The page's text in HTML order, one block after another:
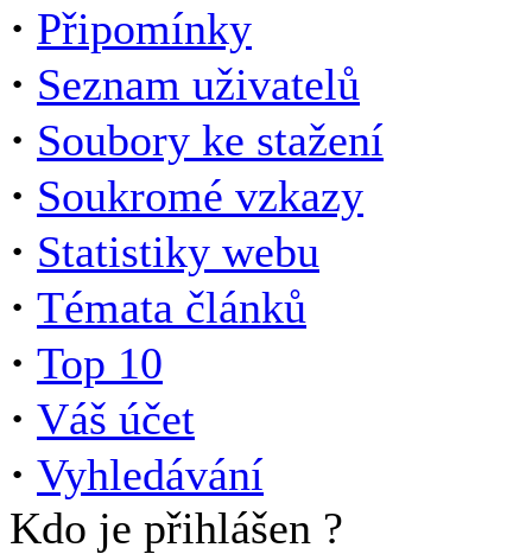
· Připomínky
· Seznam uživatelů
· Soubory ke stažení
· Soukromé vzkazy
· Statistiky webu
· Témata článků
· Top 10
· Váš účet
· Vyhledávání
Kdo je přihlášen ?